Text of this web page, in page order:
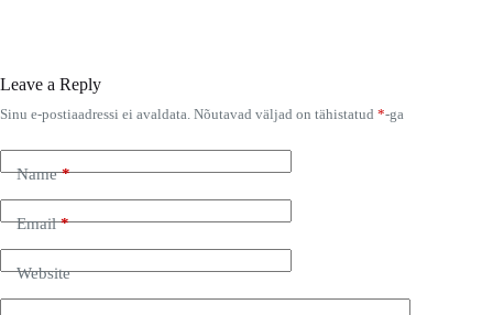
Leave a Reply
Sinu e-postiaadressi ei avaldata. Nõutavad väljad on tähistatud *-ga
Name*
Email*
Website